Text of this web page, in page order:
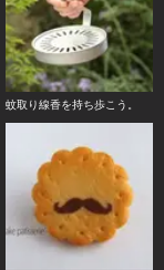
蚊取り線香を持ち歩こう。